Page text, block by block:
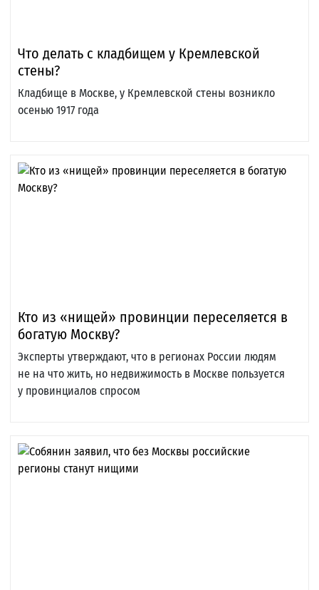
Что делать с кладбищем у Кремлевской
стены?
Кладбище в Москве, у Кремлевской стены возникло
осенью 1917 года
Кто из «нищей» провинции переселяется в
богатую Москву?
Эксперты утверждают, что в регионах России людям
не на что жить, но недвижимость в Москве пользуется
у провинциалов спросом